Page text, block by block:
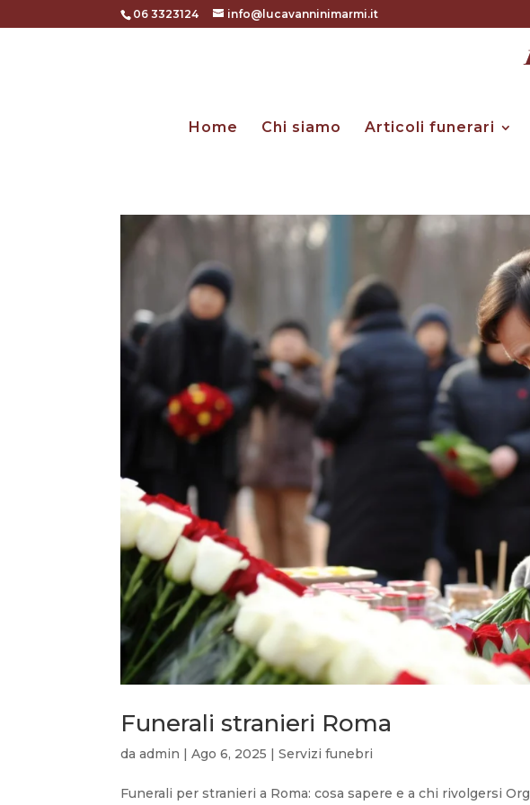
06 3323124 info@lucavanninimarmi.it
Home Chi siamo Articoli funerari
Funerali stranieri Roma
daadmin |Ago 6, 2025 |Servizi funebri
Funerali per stranieri a Roma: cosa sapere e a chi rivolgersi